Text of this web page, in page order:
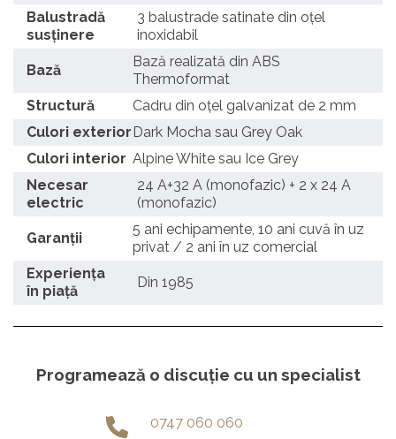
Balustradă
susținere
3 balustrade satinate din oțel
inoxidabil
Bază
Bază realizată din ABS
Thermoformat
Structură
Cadru din oțel galvanizat de 2 mm
Culori exteriorDark Mocha sau Grey Oak
Culori interior Alpine White sau Ice Grey
Necesar
electric
24 A+32 A (monofazic) + 2 x 24 A
(monofazic)
Garanții
5 ani echipamente, 10 ani cuvă în uz
privat / 2 ani în uz comercial
Experiența
în piață
Din 1985
Programează o discuție cu un specialist
0747 060 060